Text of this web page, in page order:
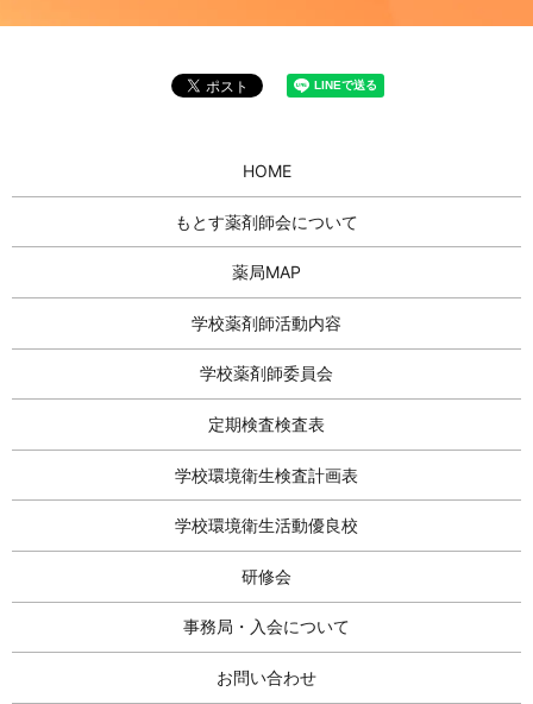
HOME
もとす薬剤師会について
薬局MAP
学校薬剤師活動内容
学校薬剤師委員会
定期検査検査表
学校環境衛生検査計画表
学校環境衛生活動優良校
研修会
事務局・入会について
お問い合わせ